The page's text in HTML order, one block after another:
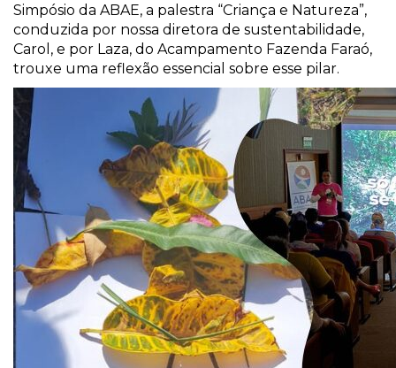
Simpósio da ABAE, a palestra “Criança e Natureza”,
conduzida por nossa diretora de sustentabilidade,
Carol, e por Laza, do Acampamento Fazenda Faraó,
trouxe uma reflexão essencial sobre esse pilar.